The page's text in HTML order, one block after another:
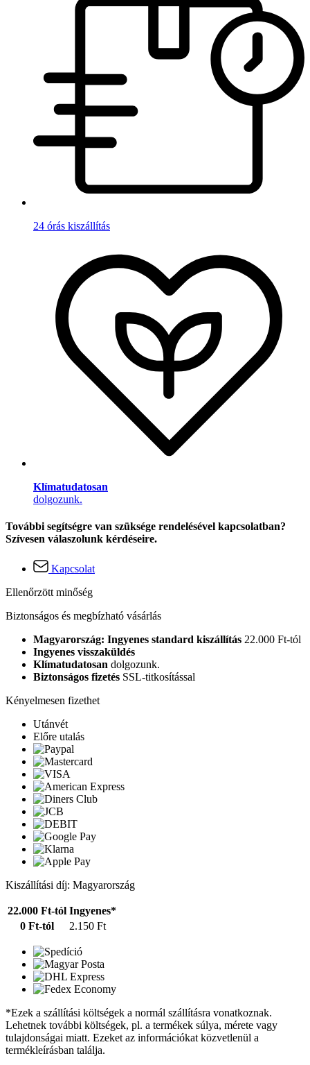
24 órás kiszállítás
Klímatudatosan
dolgozunk.
További segítségre van szüksége rendelésével kapcsolatban?
Szívesen válaszolunk kérdéseire.
Kapcsolat
Ellenőrzött minőség
Biztonságos és megbízható vásárlás
Magyarország: Ingyenes standard kiszállítás 22.000 Ft-tól
Ingyenes visszaküldés
Klímatudatosan dolgozunk.
Biztonságos fizetés SSL-titkosítással
Kényelmesen fizethet
Utánvét
Előre utalás
Kiszállítási díj: Magyarország
22.000 Ft-tól Ingyenes*
0 Ft-tól
2.150 Ft
*Ezek a szállítási költségek a normál szállításra vonatkoznak.
Lehetnek további költségek, pl. a termékek súlya, mérete vagy
tulajdonságai miatt. Ezeket az információkat közvetlenül a
termékleírásban találja.